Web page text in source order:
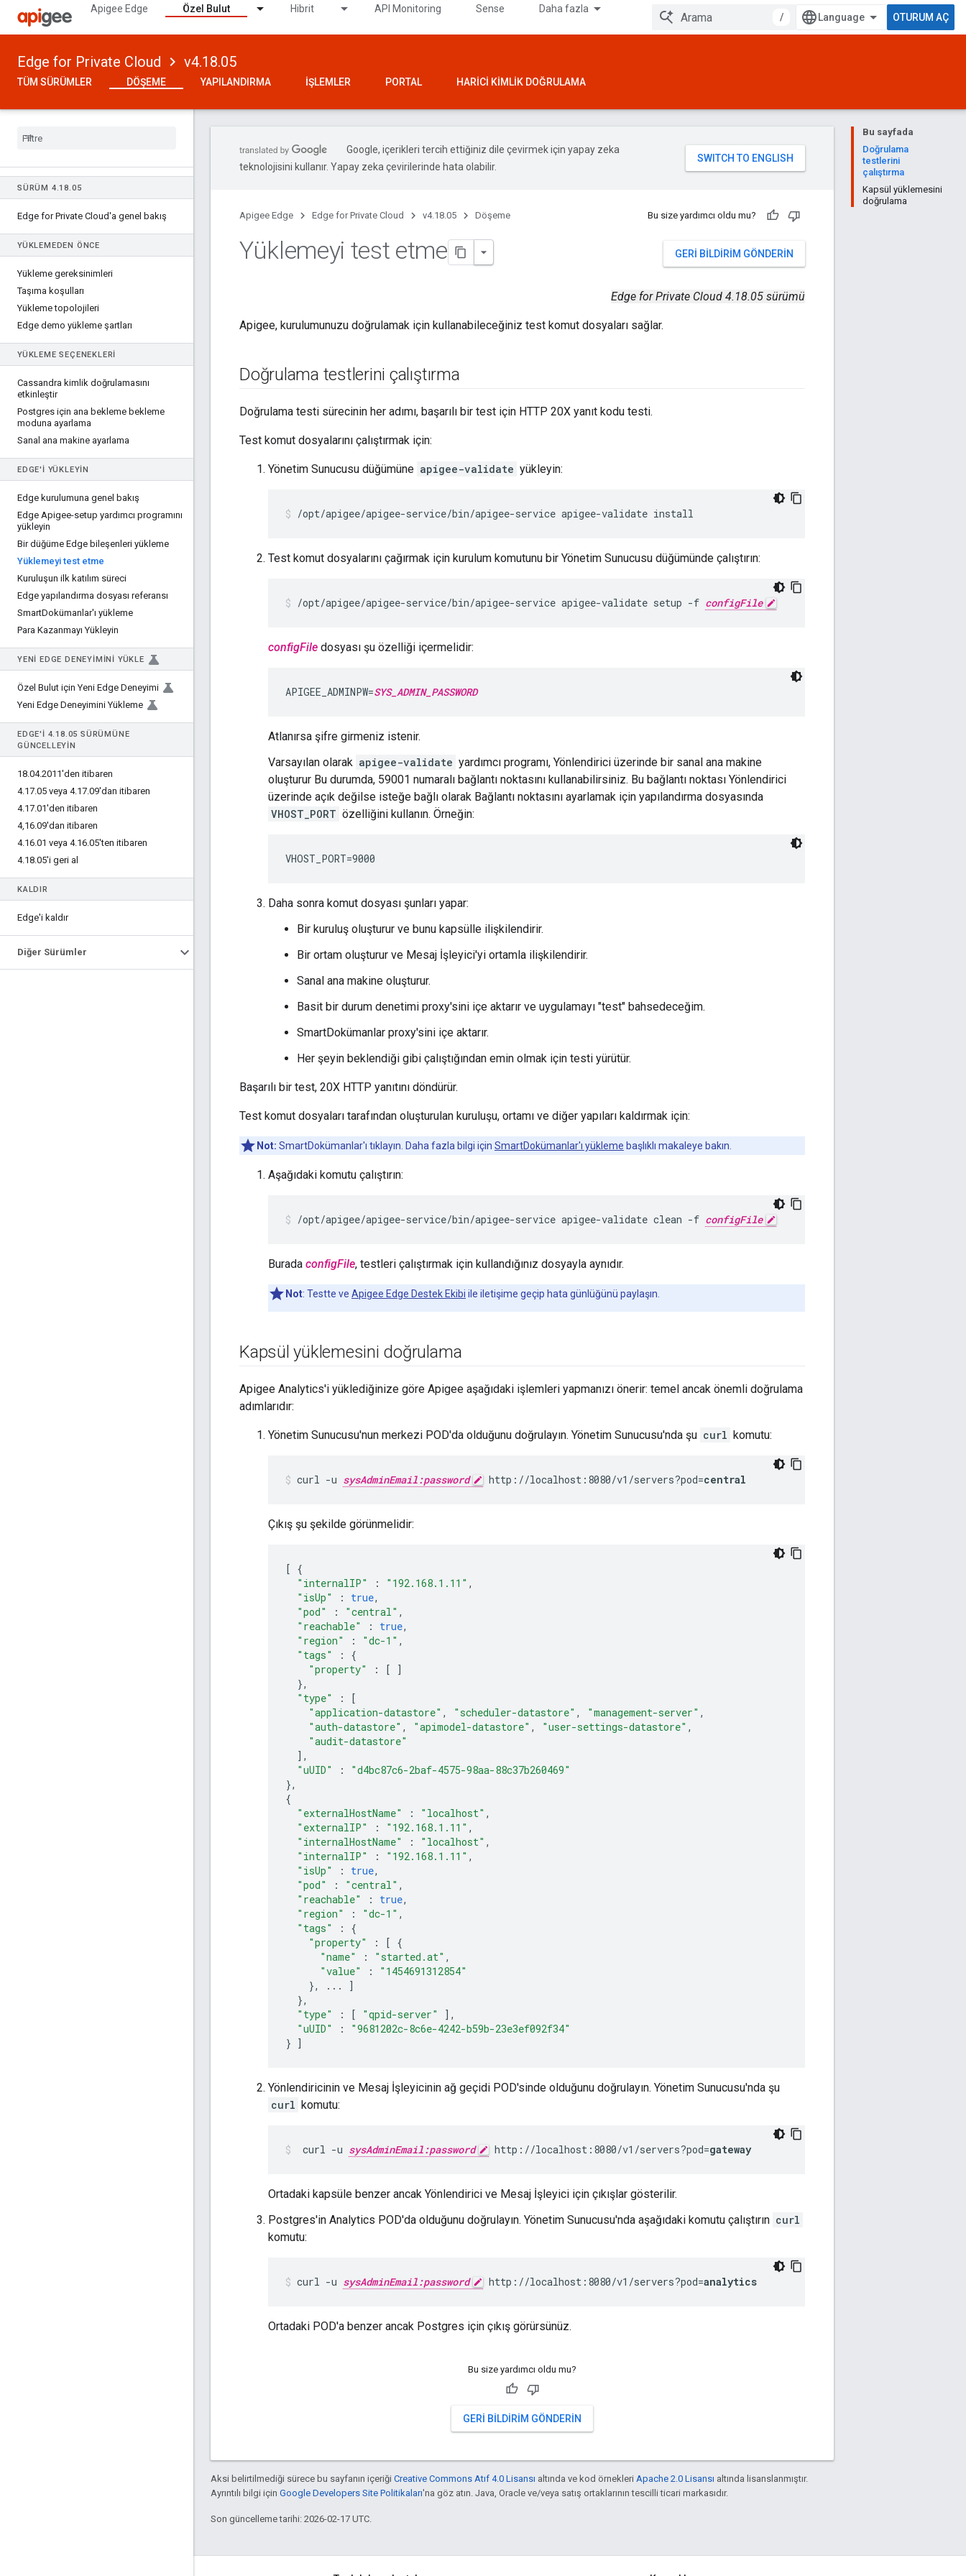
Apigee Edge Özel Bulut Hibrit API Monitoring Sense Daha fazla
/ OTURUM AÇ
Edge for Private Cloud v4.18.05
TÜM SÜRÜMLER DÖŞEME YAPILANDIRMA İŞLEMLER PORTAL HARICI KIMLIK DOĞRULAMA
SÜRÜM 4.18.05
Edge for Private Cloud'a genel bakış
YÜKLEMEDEN ÖNCE
Yükleme gereksinimleri
Taşıma koşulları
Yükleme topolojileri
Edge demo yükleme şartları
YÜKLEME SEÇENEKLERI
Cassandra kimlik doğrulamasını
etkinleştir
Postgres için ana bekleme bekleme
moduna ayarlama
Sanal ana makine ayarlama
EDGE'I YÜKLEYIN
Edge kurulumuna genel bakış
Edge Apigee-setup yardımcı programını
yükleyin
Bir düğüme Edge bileşenleri yükleme
Yüklemeyi test etme
Kuruluşun ilk katılım süreci
Edge yapılandırma dosyası referansı
SmartDokümanlar'ı yükleme
Para Kazanmayı Yükleyin
YENI EDGE DENEYIMINI YÜKLE
Özel Bulut için Yeni Edge Deneyimi
Yeni Edge Deneyimini Yükleme
EDGE'I 4.18.05 SÜRÜMÜNE
GÜNCELLEYIN
18.04.2011'den itibaren
4.17.05 veya 4.17.09'dan itibaren
4.17.01'den itibaren
4,16.09'dan itibaren
4.16.01 veya 4.16.05'ten itibaren
4.18.05'i geri al
KALDIR
Edge'i kaldır
Diğer Sürümler
Bu sayfada
Doğrulama
testlerini
çalıştırma
Kapsül yüklemesini
doğrulama
Google, içerikleri tercih ettiğiniz dile çevirmek için yapay zeka
teknolojisini kullanır. Yapay zeka çevirilerinde hata olabilir.
Apigee Edge Edge for Private Cloud v4.18.05 Döşeme Bu size yardımcı oldu mu?
GERI BILDIRIM GÖNDERIN
Yüklemeyi test etme
Edge for Private Cloud 4.18.05 sürümü
Apigee, kurulumunuzu doğrulamak için kullanabileceğiniz test komut dosyaları sağlar.
Doğrulama testlerini çalıştırma
Doğrulama testi sürecinin her adımı, başarılı bir test için HTTP 20X yanıt kodu testi.
Test komut dosyalarını çalıştırmak için:
Yönetim Sunucusu düğümüne apigee-validate yükleyin:
/opt/apigee/apigee-service/bin/apigee-service apigee-validate install
Test komut dosyalarını çağırmak için kurulum komutunu bir Yönetim Sunucusu düğümünde çalıştırın:
/opt/apigee/apigee-service/bin/apigee-service apigee-validate setup -f configFile
configFile dosyası şu özelliği içermelidir:
APIGEE_ADMINPW=SYS_ADMIN_PASSWORD
Atlanırsa şifre girmeniz istenir.
Varsayılan olarak apigee-validate yardımcı programı, Yönlendirici üzerinde bir sanal ana makine
oluşturur Bu durumda, 59001 numaralı bağlantı noktasını kullanabilirsiniz. Bu bağlantı noktası Yönlendirici
üzerinde açık değilse isteğe bağlı olarak Bağlantı noktasını ayarlamak için yapılandırma dosyasında
VHOST_PORT özelliğini kullanın. Örneğin:
VHOST_PORT=9000
Daha sonra komut dosyası şunları yapar:
Bir kuruluş oluşturur ve bunu kapsülle ilişkilendirir.
Bir ortam oluşturur ve Mesaj İşleyici'yi ortamla ilişkilendirir.
Sanal ana makine oluşturur.
Basit bir durum denetimi proxy'sini içe aktarır ve uygulamayı "test" bahsedeceğim.
SmartDokümanlar proxy'sini içe aktarır.
Her şeyin beklendiği gibi çalıştığından emin olmak için testi yürütür.
Başarılı bir test, 20X HTTP yanıtını döndürür.
Test komut dosyaları tarafından oluşturulan kuruluşu, ortamı ve diğer yapıları kaldırmak için:
Not: SmartDokümanlar'ı tıklayın. Daha fazla bilgi için SmartDokümanlar'ı yükleme başlıklı makaleye bakın.
Aşağıdaki komutu çalıştırın:
/opt/apigee/apigee-service/bin/apigee-service apigee-validate clean -f configFile
Burada configFile, testleri çalıştırmak için kullandığınız dosyayla aynıdır.
Not: Testte ve Apigee Edge Destek Ekibi ile iletişime geçip hata günlüğünü paylaşın.
Kapsül yüklemesini doğrulama
Apigee Analytics'i yüklediğinize göre Apigee aşağıdaki işlemleri yapmanızı önerir: temel ancak önemli doğrulama
adımlarıdır:
Yönetim Sunucusu'nun merkezi POD'da olduğunu doğrulayın. Yönetim Sunucusu'nda şu curl komutu:
curl -u sysAdminEmail:password http://localhost:8080/v1/servers?pod=central
Çıkış şu şekilde görünmelidir:
[ {
"internalIP"
: "192.168.1.11" ,
"isUp"
: true,
"pod"
: "central" ,
"reachable"
: true,
"region"
: "dc-1" ,
"tags"
:
{
"property"
: [
]
},
"type"
:
[
"application-datastore" , "scheduler-datastore" , "management-server" ,
"auth-datastore" , "apimodel-datastore" , "user-settings-datastore" ,
"audit-datastore"
],
"uUID"
:
"d4bc87c6-2baf-4575-98aa-88c37b260469"
},
{
"externalHostName"
: "localhost" ,
"externalIP"
: "192.168.1.11" ,
"internalHostName"
: "localhost" ,
"internalIP"
: "192.168.1.11" ,
"isUp"
: true,
"pod"
: "central" ,
"reachable"
: true,
"region"
: "dc-1" ,
"tags"
:
{
"property"
: [ {
"name"
: "started.at" ,
"value"
:
"1454691312854"
},
...
]
},
"type"
: [ "qpid-server"
],
"uUID"
:
"9681202c-8c6e-4242-b59b-23e3ef092f34"
} ]
Yönlendiricinin ve Mesaj İşleyicinin ağ geçidi POD'sinde olduğunu doğrulayın. Yönetim Sunucusu'nda şu
curl komutu:
curl -u sysAdminEmail:password http://localhost:8080/v1/servers?pod=gateway
Ortadaki kapsüle benzer ancak Yönlendirici ve Mesaj İşleyici için çıkışlar gösterilir.
Postgres'in Analytics POD'da olduğunu doğrulayın. Yönetim Sunucusu'nda aşağıdaki komutu çalıştırın curl
komutu:
curl -u sysAdminEmail:password http://localhost:8080/v1/servers?pod=analytics
Ortadaki POD'a benzer ancak Postgres için çıkış görürsünüz.
Bu size yardımcı oldu mu?
GERI BILDIRIM GÖNDERIN
Aksi belirtilmediği sürece bu sayfanın içeriği Creative Commons Atıf 4.0 Lisansı altında ve kod örnekleri Apache 2.0 Lisansı altında lisanslanmıştır.
Ayrıntılı bilgi için Google Developers Site Politikaları'na göz atın. Java, Oracle ve/veya satış ortaklarının tescilli ticari markasıdır.
Son güncelleme tarihi: 2026-02-17 UTC.